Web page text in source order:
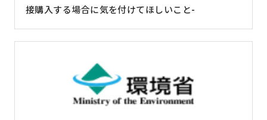
接購入する場合に気を付けてほしいこと-